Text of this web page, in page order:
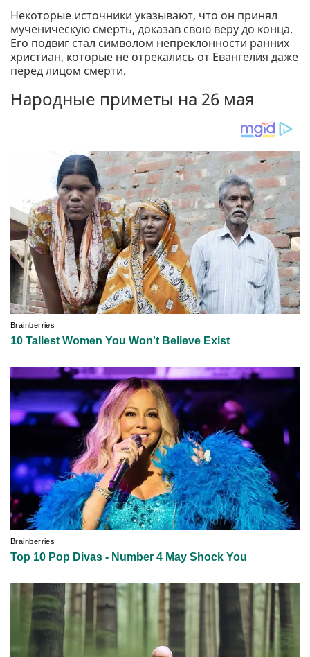
Некоторые источники указывают, что он принял
мученическую смерть, доказав свою веру до конца.
Его подвиг стал символом непреклонности ранних
христиан, которые не отрекались от Евангелия даже
перед лицом смерти.
Народные приметы на 26 мая